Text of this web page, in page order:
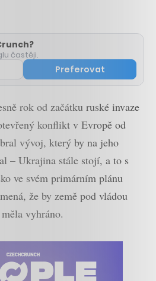
častěji.
Preferovat
rok od začátku ruské invaze
konflikt v Evropě od
vývoj, který by na jeho
– Ukrajina stále stojí, a to s
ve svém primárním plánu
že by země pod vládou
vyhráno.